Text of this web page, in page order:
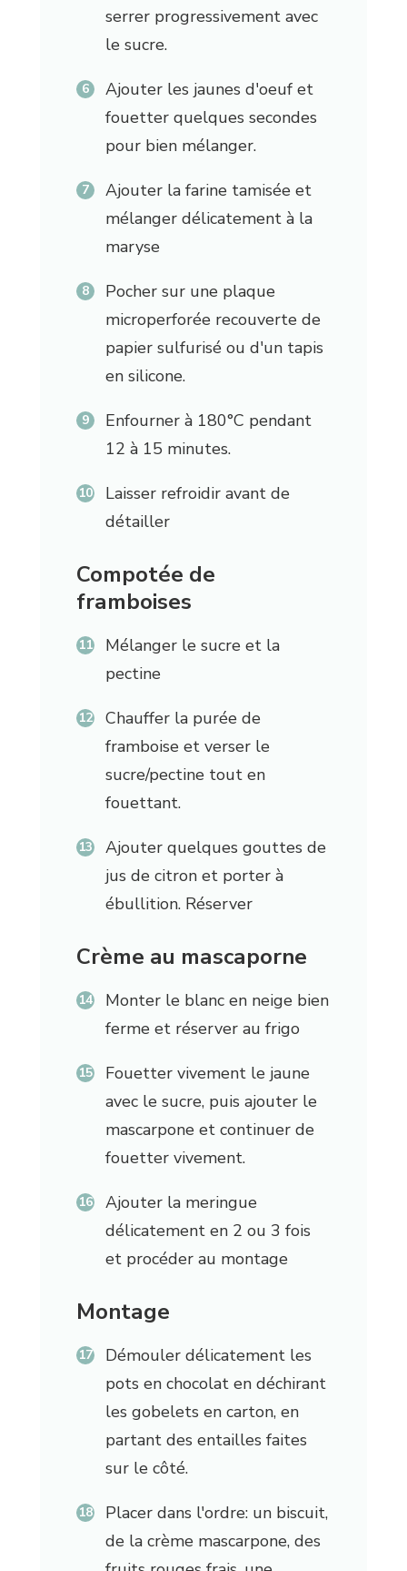
serrer progressivement avec
le sucre.
Ajouter les jaunes d'oeuf et
fouetter quelques secondes
pour bien mélanger.
Ajouter la farine tamisée et
mélanger délicatement à la
maryse
Pocher sur une plaque
microperforée recouverte de
papier sulfurisé ou d'un tapis
en silicone.
Enfourner à 180°C pendant
12 à 15 minutes.
Laisser refroidir avant de
détailler
Compotée de
framboises
Mélanger le sucre et la
pectine
Chauffer la purée de
framboise et verser le
sucre/pectine tout en
fouettant.
Ajouter quelques gouttes de
jus de citron et porter à
ébullition. Réserver
Crème au mascaporne
Monter le blanc en neige bien
ferme et réserver au frigo
Fouetter vivement le jaune
avec le sucre, puis ajouter le
mascarpone et continuer de
fouetter vivement.
Ajouter la meringue
délicatement en 2 ou 3 fois
et procéder au montage
Montage
Démouler délicatement les
pots en chocolat en déchirant
les gobelets en carton, en
partant des entailles faites
sur le côté.
Placer dans l'ordre: un biscuit,
de la crème mascarpone, des